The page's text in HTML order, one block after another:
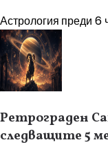
Астрология преди 6
Ретрограден
следващите 5